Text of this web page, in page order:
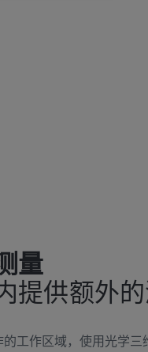
量
提供额外
工作区域，使用光学三